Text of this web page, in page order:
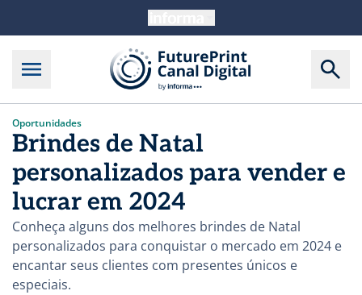
Oportunidades
Brindes de Natal
personalizados para vender e
lucrar em 2024
Conheça alguns dos melhores brindes de Natal
personalizados para conquistar o mercado em 2024 e
encantar seus clientes com presentes únicos e
especiais.